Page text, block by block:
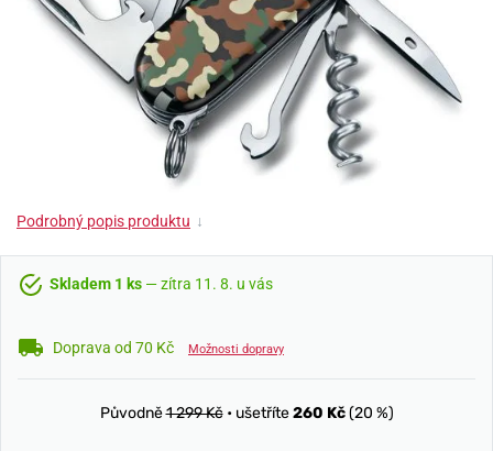
Podrobný popis produktu ↓
Skladem 1 ks — zítra 11. 8. u vás
Doprava od 70 Kč Možnosti dopravy
Původně1 299 Kč • ušetříte260 Kč(20 %)